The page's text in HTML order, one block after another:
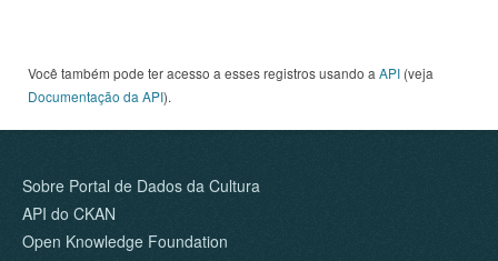
Você também pode ter acesso a esses registros usando a API (veja
Documentação da API).
Sobre Portal de Dados da Cultura
API do CKAN
Open Knowledge Foundation